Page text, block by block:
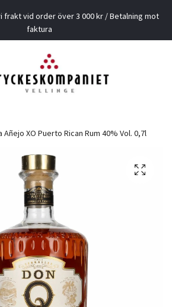
frakt vid order över 3 000 kr / Betalning mot
faktura
Añejo XO Puerto Rican Rum 40% Vol. 0,7l